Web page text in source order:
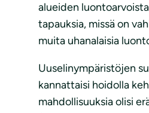
alueiden
tapauksia, missä on
muita uhanalaisia
Uuselinympäristöjen
kannattaisi hoidolla
mahdollisuuksia olisi